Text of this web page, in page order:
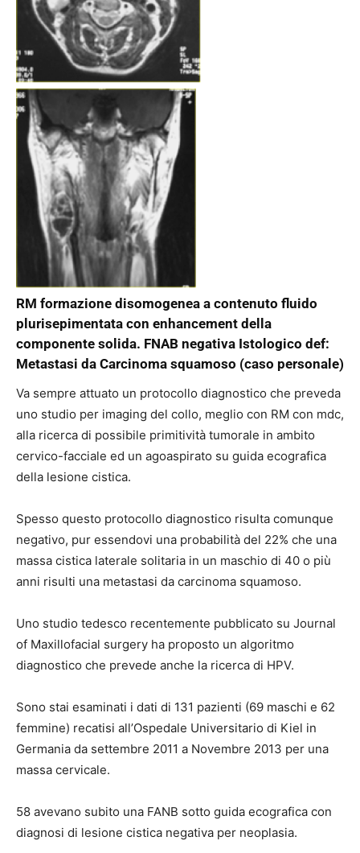
RM formazione disomogenea a contenuto fluido
plurisepimentata con enhancement della
componente solida. FNAB negativa Istologico def:
Metastasi da Carcinoma squamoso (caso personale)
Va sempre attuato un protocollo diagnostico che preveda
uno studio per imaging del collo, meglio con RM con mdc,
alla ricerca di possibile primitività tumorale in ambito
cervico-facciale ed un agoaspirato su guida ecografica
della lesione cistica.
Spesso questo protocollo diagnostico risulta comunque
negativo, pur essendovi una probabilità del 22% che una
massa cistica laterale solitaria in un maschio di 40 o più
anni risulti una metastasi da carcinoma squamoso.
Uno studio tedesco recentemente pubblicato su Journal
of Maxillofacial surgery ha proposto un algoritmo
diagnostico che prevede anche la ricerca di HPV.
Sono stai esaminati i dati di 131 pazienti (69 maschi e 62
femmine) recatisi all’Ospedale Universitario di Kiel in
Germania da settembre 2011 a Novembre 2013 per una
massa cervicale.
58 avevano subito una FANB sotto guida ecografica con
diagnosi di lesione cistica negativa per neoplasia.